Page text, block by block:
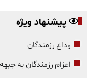
پیشنهاد ویژه
وداع رزمندگان
اعزام رزمندگان به جبهه